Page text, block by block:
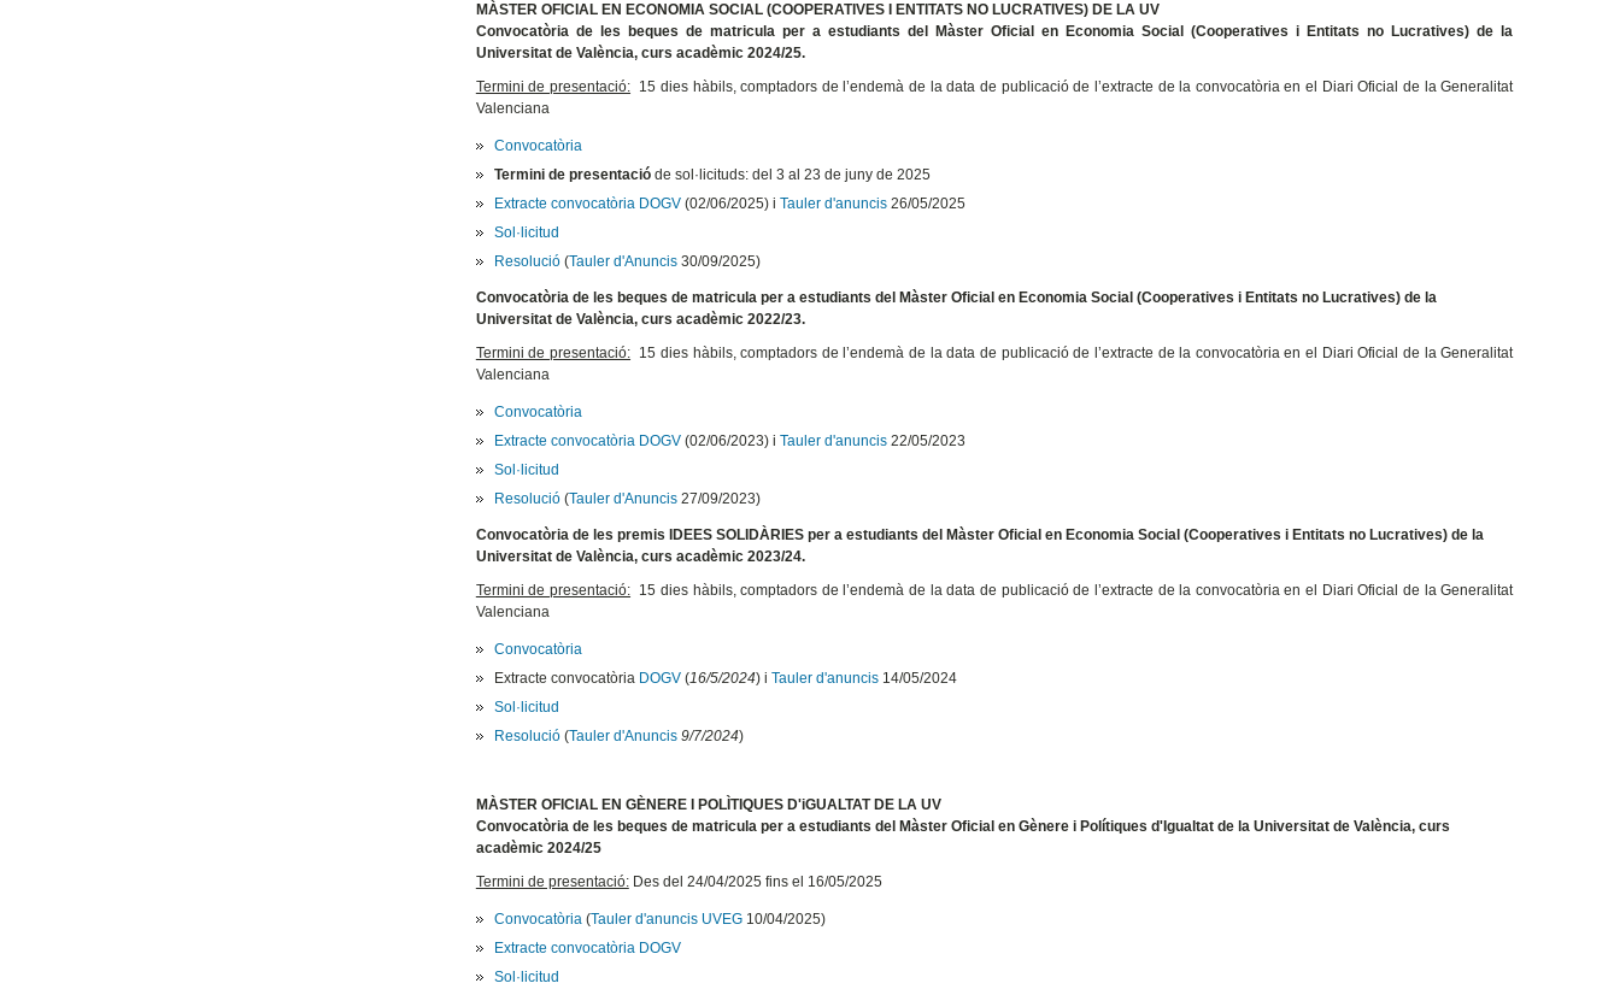
MÀSTER OFICIAL EN ECONOMIA SOCIAL (COOPERATIVES I ENTITATS NO LUCRATIVES) DE LA UV
Convocatòria de les beques de matricula per a estudiants del Màster Oficial en Economia Social (Cooperatives i Entitats no Lucratives) de la
Universitat de València, curs acadèmic 2024/25.
Termini de presentació: 15 dies hàbils, comptadors de l’endemà de la data de publicació de l’extracte de la convocatòria en el Diari Oficial de la Generalitat
Valenciana
Convocatòria
Termini de presentacióde sol·licituds: del 3 al 23 de juny de 2025
Extracte convocatòria DOGV(02/06/2025) i Tauler d'anuncis26/05/2025
Sol·licitud
Resolució (Tauler d'Anuncis30/09/2025)
Convocatòria de les beques de matricula per a estudiants del Màster Oficial en Economia Social (Cooperatives i Entitats no Lucratives) de la
Universitat de València, curs acadèmic 2022/23.
Termini de presentació: 15 dies hàbils, comptadors de l’endemà de la data de publicació de l’extracte de la convocatòria en el Diari Oficial de la Generalitat
Valenciana
Convocatòria
Extracte convocatòria DOGV(02/06/2023) i Tauler d'anuncis22/05/2023
Sol·licitud
Resolució(Tauler d'Anuncis27/09/2023)
Convocatòria de les premis IDEES SOLIDÀRIES per a estudiants del Màster Oficial en Economia Social (Cooperatives i Entitats no Lucratives) de la
Universitat de València, curs acadèmic 2023/24.
Termini de presentació: 15 dies hàbils, comptadors de l’endemà de la data de publicació de l’extracte de la convocatòria en el Diari Oficial de la Generalitat
Valenciana
Convocatòria
Extracte convocatòria DOGV (16/5/2024) i Tauler d'anuncis14/05/2024
Sol·licitud
Resolució (Tauler d'Anuncis 9/7/2024)
MÀSTER OFICIAL EN GÈNERE I POLÌTIQUES D'iGUALTAT DE LA UV
Convocatòria de les beques de matricula per a estudiants del Màster Oficial en Gènere i Polítiques d'Igualtat de la Universitat de València, curs
acadèmic 2024/25
Termini de presentació: Des del 24/04/2025 fins el 16/05/2025
Convocatòria (Tauler d'anuncis UVEG10/04/2025)
Extracte convocatòria DOGV
Sol·licitud